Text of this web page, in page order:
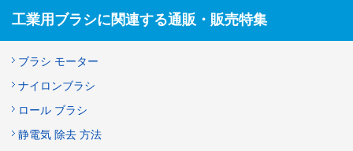
工業用ブラシに関連する通販・販売特集
ブラシ モーター
ナイロンブラシ
ロール ブラシ
静電気 除去 方法